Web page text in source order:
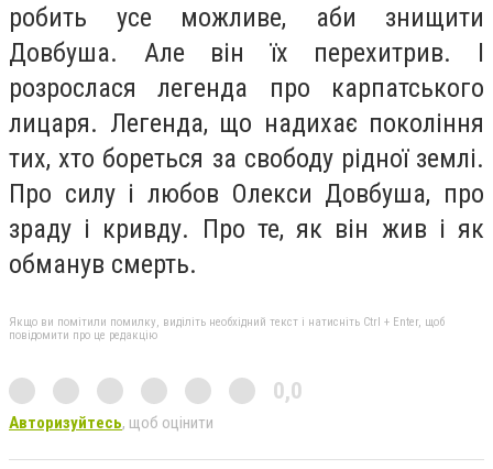
робить усе можливе, аби знищити
Довбуша. Але він їх перехитрив. І
розрослася легенда про карпатського
лицаря. Легенда, що надихає покоління
тих, хто бореться за свободу рідної землі.
Про силу і любов Олекси Довбуша, про
зраду і кривду. Про те, як він жив і як
обманув смерть.
Якщо ви помітили помилку, виділіть необхідний текст і натисніть Ctrl + Enter, щоб
повідомити про це редакцію
0,0
Авторизуйтесь, щоб оцінити